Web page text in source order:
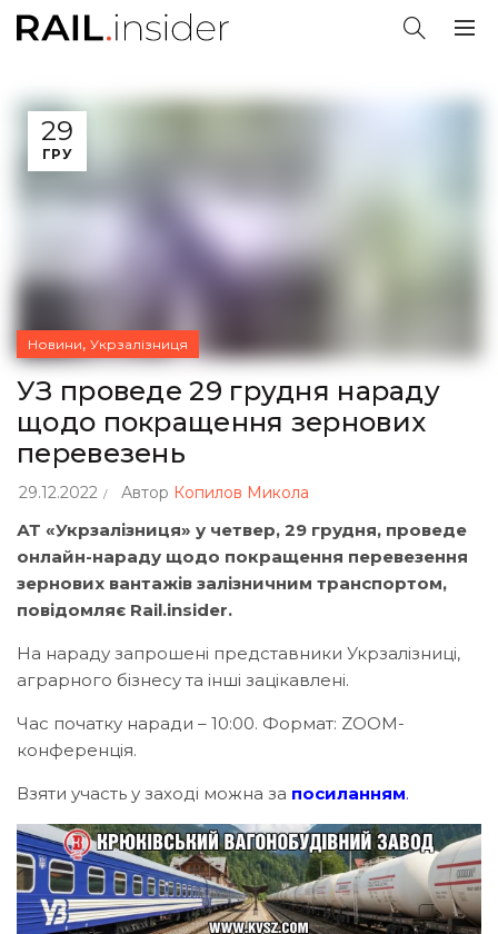
29
ГРУ
Новини, Укрзалізниця
УЗ проведе 29 грудня нараду
щодо покращення зернових
перевезень
29.12.2022 Автор Копилов Микола
АТ «Укрзалізниця» у четвер, 29 грудня, проведе
онлайн-нараду щодо покращення перевезення
зернових вантажів залізничним транспортом,
повідомляє Rail.insider.
На нараду запрошені представники Укрзалізниці,
аграрного бізнесу та інші зацікавлені.
Час початку наради – 10:00. Формат: ZOOM-
конференція.
Взяти участь у заході можна за посиланням.